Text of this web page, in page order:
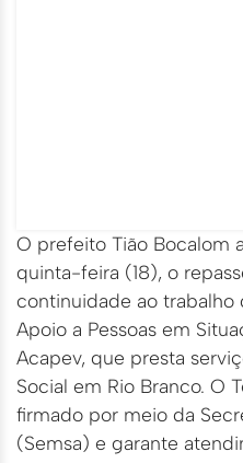
O prefeito Tião Bocalom
quinta-feira (18), o
continuidade ao trabalho
Apoio a Pessoas em
Acapev, que presta
Social em Rio Branco. O
firmado por meio da
(Semsa) e garante